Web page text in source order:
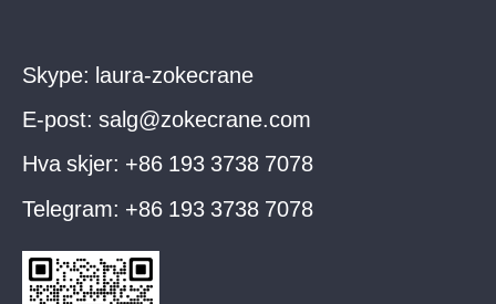
Skype: laura-zokecrane
E-post: salg@zokecrane.com
Hva skjer: +86 193 3738 7078
Telegram: +86 193 3738 7078